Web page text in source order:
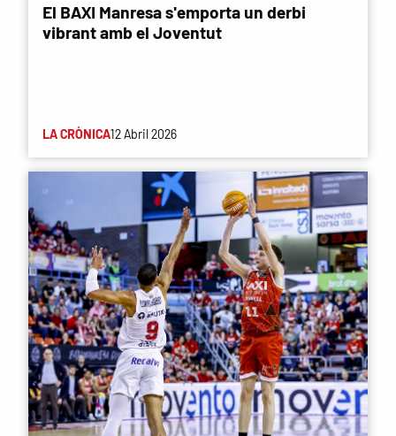
El BAXI Manresa s'emporta un derbi
vibrant amb el Joventut
LA CRÒNICA12 Abril 2026